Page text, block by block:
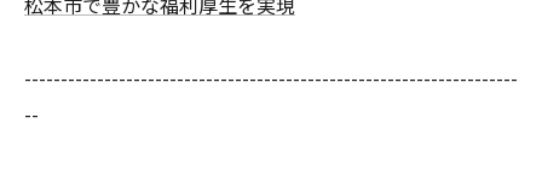
--------------------------------------------------------------------
--